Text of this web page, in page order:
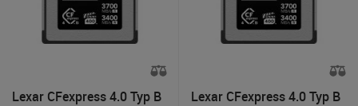
Lexar CFexpress 4.0 Typ B
Lexar CFexpress 4.0 Typ B